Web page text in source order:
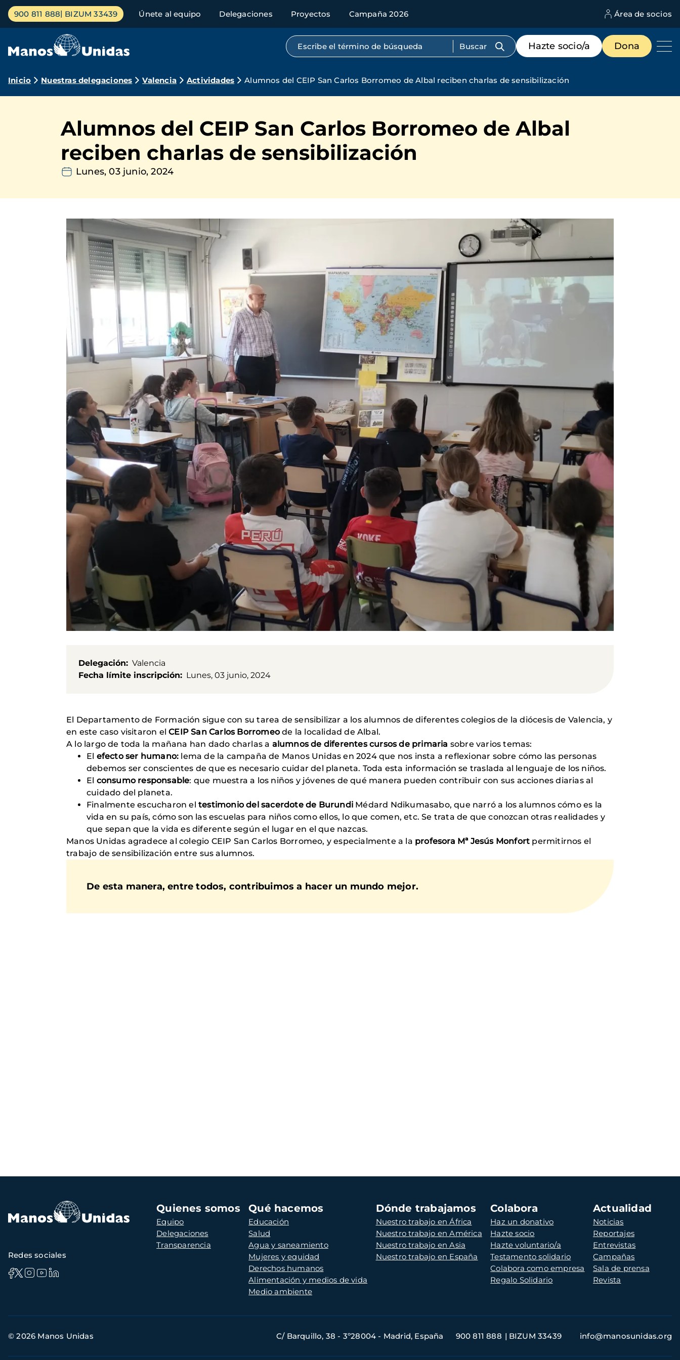
Pasar
contenido
Menú
principal
900 811 888 BIZUM 33439 Únete al equipo Delegaciones Proyectos Campaña 2026 Área de socios
Búsqueda por texto completo
Menú
de
destacados
Hazte socio/a Dona
Ruta
navegación
Inicio Nuestras delegaciones Valencia Actividades Alumnos del CEIP San Carlos Borromeo de Albal reciben charlas de sensibilización
Alumnos del CEIP San Carlos Borromeo de Albal
reciben charlas de sensibilización
Lunes, 03 junio, 2024
Delegación
Valencia
Fecha límite inscripción
Lunes, 03 junio, 2024
El Departamento de Formación sigue con su tarea de sensibilizar a los alumnos de diferentes colegios de la diócesis de Valencia, y
en este caso visitaron elCEIP San Carlos Borromeode la localidad de Albal.
A lo largo de toda la mañana han dado charlas a alumnos de diferentes cursos de primaria sobre varios temas:
El efecto ser humano: lema de la campaña de Manos Unidas en 2024 que nos insta a reflexionar sobre cómo las personas
debemos ser conscientes de que es necesario cuidar del planeta. Toda esta información se traslada al lenguaje de los niños.
El consumo responsable: que muestra a los niños y jóvenes de qué manera pueden contribuir con sus acciones diarias al
cuidado del planeta.
Finalmente escucharon el testimonio del sacerdote de Burundi Médard Ndikumasabo, que narró a los alumnos cómo es la
vida en su país, cómo son las escuelas para niños como ellos, lo que comen, etc. Se trata de que conozcan otras realidades y
que sepan que la vida es diferente según el lugar en el que nazcas.
Manos Unidas agradece al colegio CEIP San Carlos Borromeo, y especialmente a la profesora Mª Jesús Monfort permitirnos el
trabajo de sensibilización entre sus alumnos.
De esta manera, entre todos, contribuimos a hacer un mundo mejor.
Navegación
principal
Quienes somos
Equipo
Delegaciones
Transparencia
Qué hacemos
Educación
Salud
Agua y saneamiento
Mujeres y equidad
Derechos humanos
Alimentación y medios de vida
Medio ambiente
Dónde trabajamos
Nuestro trabajo en África
Nuestro trabajo en América
Nuestro trabajo en Asia
Nuestro trabajo en España
Colabora
Haz un donativo
Hazte socio
Hazte voluntario/a
Testamento solidario
Colabora como empresa
Regalo Solidario
Actualidad
Noticias
Reportajes
Entrevistas
Campañas
Sala de prensa
Revista
Redes sociales
de
© 2026 Manos Unidas C/ Barquillo, 38 - 3º28004 - Madrid, España 900 811 888 BIZUM 33439 info@manosunidas.org